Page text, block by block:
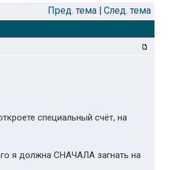
Пред. тема | След. тема
специальный счёт, на
я должна СНАЧАЛА загнать на